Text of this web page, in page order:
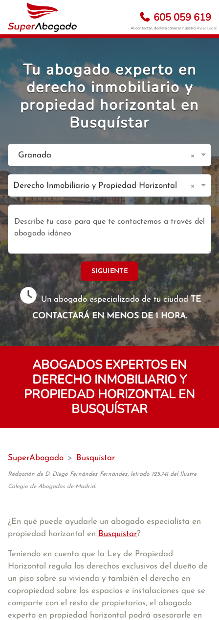
605 059 619
Al contactar, declara conocer nuestroAviso Legal
Tu abogado experto en
derecho inmobiliario y
propiedad horizontal en
Busquístar
Granada ×
Derecho Inmobiliario y Propiedad Horizontal ×
SIGUIENTE
Un abogado especializado de tu ciudadTE
CONTACTARÁ EN MENOS DE 1 HORA.
ABOGADOS EXPERTOS EN
DERECHO INMOBILIARIO Y
PROPIEDAD HORIZONTAL EN
BUSQUÍSTAR
SuperAbogado > Busquístar
Redacción de D. Diego Fernández Fernández, letrado 125.741 del Ilustre
Colegio de Abogados de Madrid.
¿En qué puede ayudarle un abogado especialista en
propiedad horizontal en Busquístar?
Teniendo en cuenta que la Ley de Propiedad
Horizontal regula los derechos exclusivos del dueño de
un piso sobre su vivienda y también el derecho en
copropiedad sobre los espacios e instalaciones que se
comparte con el resto de propietarios, el abogado
experto en propiedad horizontal podrá asesorarle en